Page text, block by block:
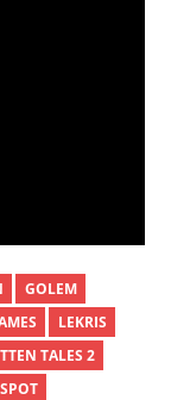
GOLEM
LEKRIS
TALES 2